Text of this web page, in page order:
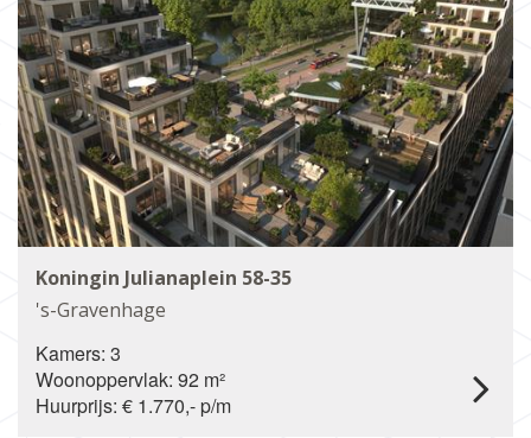
Koningin Julianaplein 58-35
's-Gravenhage
Kamers: 3
Woonoppervlak: 92 m²
Huurprijs: € 1.770,- p/m